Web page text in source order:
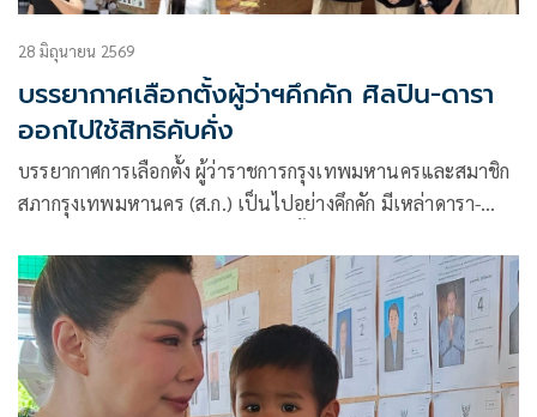
28 มิถุนายน 2569
บรรยากาศเลือกตั้งผู้ว่าฯคึกคัก ศิลปิน-ดารา
ออกไปใช้สิทธิคับคั่ง
บรรยากาศการเลือกตั้ง ผู้ว่าราชการกรุงเทพมหานครและสมาชิก
สภากรุงเทพมหานคร (ส.ก.) เป็นไปอย่างคึกคัก มีเหล่าดารา-